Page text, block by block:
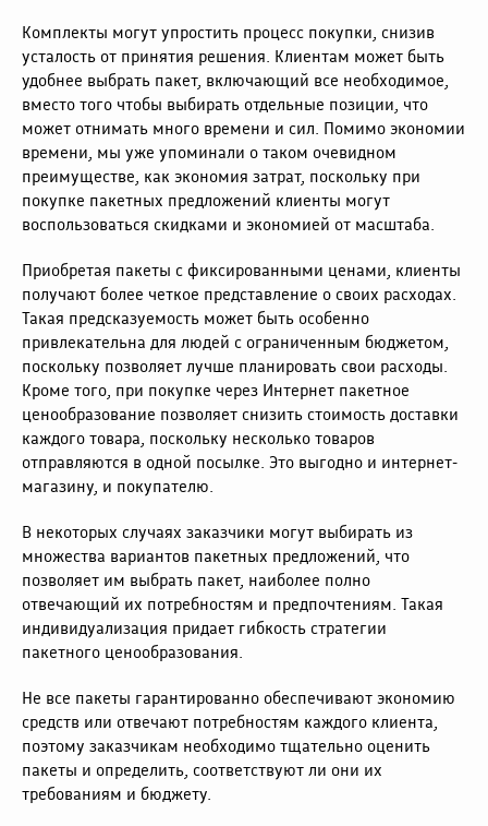
Комплекты могут упростить процесс покупки, снизив
усталость от принятия решения. Клиентам может быть
удобнее выбрать пакет, включающий все необходимое,
вместо того чтобы выбирать отдельные позиции, что
может отнимать много времени и сил. Помимо экономии
времени, мы уже упоминали о таком очевидном
преимуществе, как экономия затрат, поскольку при
покупке пакетных предложений клиенты могут
воспользоваться скидками и экономией от масштаба.
Приобретая пакеты с фиксированными ценами, клиенты
получают более четкое представление о своих расходах.
Такая предсказуемость может быть особенно
привлекательна для людей с ограниченным бюджетом,
поскольку позволяет лучше планировать свои расходы.
Кроме того, при покупке через Интернет пакетное
ценообразование позволяет снизить стоимость доставки
каждого товара, поскольку несколько товаров
отправляются в одной посылке. Это выгодно и интернет-
магазину, и покупателю.
В некоторых случаях заказчики могут выбирать из
множества вариантов пакетных предложений, что
позволяет им выбрать пакет, наиболее полно
отвечающий их потребностям и предпочтениям. Такая
индивидуализация придает гибкость стратегии
пакетного ценообразования.
Не все пакеты гарантированно обеспечивают экономию
средств или отвечают потребностям каждого клиента,
поэтому заказчикам необходимо тщательно оценить
пакеты и определить, соответствуют ли они их
требованиям и бюджету.